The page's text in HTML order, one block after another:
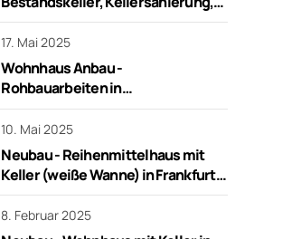
Rohbauarbeiten in Frankfurt
17. Mai 2025
Wohnhaus Anbau -
Rohbauarbeiten in
Niederdorfelden
10. Mai 2025
Neubau - Reihenmittelhaus mit
Keller (weiße Wanne) in Frankfurt -
schlüsselfertig
8. Februar 2025